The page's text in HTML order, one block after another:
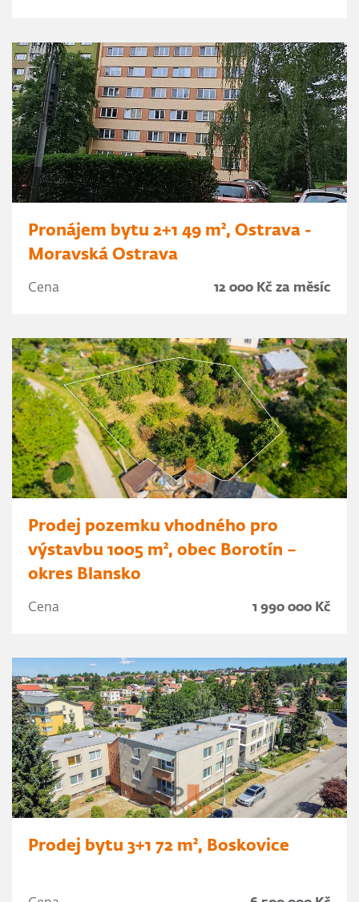
Pronájem bytu 2+1 49 m², Ostrava -
Moravská Ostrava
Cena 12 000 Kč za měsíc
Prodej pozemku vhodného pro
výstavbu 1005 m², obec Borotín –
okres Blansko
Cena 1 990 000 Kč
Prodej bytu 3+1 72 m², Boskovice